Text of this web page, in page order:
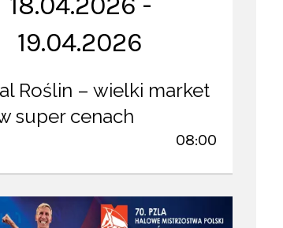
19.04.2026
Roślin – wielki market
super cenach
08:00